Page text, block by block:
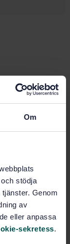
Om
stödja
Genom
av
eller anpassa
sekretess.
(ISO
- Read more
Price:943 SEK
Add to cart